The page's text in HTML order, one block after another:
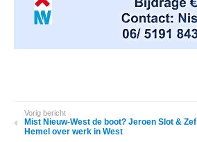
Vorig bericht
Mist Nieuw-West de boot? Jeroen Slot & Zef
Hemel over werk in West